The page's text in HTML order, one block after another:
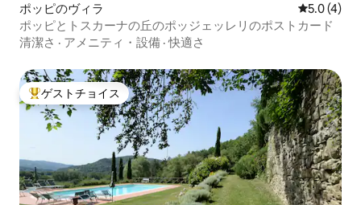
ポッピのヴィラ レビュー4
5.0 (4)
ポッピとトスカーナの丘のポッジェッレリのポストカード
清潔さ · アメニティ・設備 ·快適さ
大好評のゲストチョイスです。
ゲストチョイス